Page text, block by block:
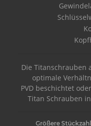
Die Titanschrauben
optimale
PVD beschichtet
Titan Schrauben
Größere